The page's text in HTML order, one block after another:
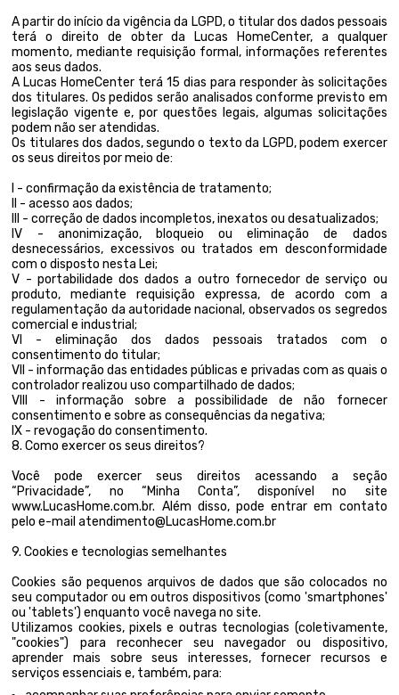
A partir do início da vigência da LGPD, o titular dos dados pessoais
terá o direito de obter da Lucas HomeCenter, a qualquer
momento, mediante requisição formal, informações referentes
aos seus dados.
A Lucas HomeCenter terá 15 dias para responder às solicitações
dos titulares. Os pedidos serão analisados conforme previsto em
legislação vigente e, por questões legais, algumas solicitações
podem não ser atendidas.
Os titulares dos dados, segundo o texto da LGPD, podem exercer
os seus direitos por meio de:
I - confirmação da existência de tratamento;
II - acesso aos dados;
III - correção de dados incompletos, inexatos ou desatualizados;
IV - anonimização, bloqueio ou eliminação de dados
desnecessários, excessivos ou tratados em desconformidade
com o disposto nesta Lei;
V - portabilidade dos dados a outro fornecedor de serviço ou
produto, mediante requisição expressa, de acordo com a
regulamentação da autoridade nacional, observados os segredos
comercial e industrial;
VI - eliminação dos dados pessoais tratados com o
consentimento do titular;
VII - informação das entidades públicas e privadas com as quais o
controlador realizou uso compartilhado de dados;
VIII - informação sobre a possibilidade de não fornecer
consentimento e sobre as consequências da negativa;
IX - revogação do consentimento.
8. Como exercer os seus direitos?
Você pode exercer seus direitos acessando a seção
“Privacidade”, no “Minha Conta”, disponível no site
www.LucasHome.com.br. Além disso, pode entrar em contato
pelo e-mail atendimento@LucasHome.com.br
9. Cookies e tecnologias semelhantes
Cookies são pequenos arquivos de dados que são colocados no
seu computador ou em outros dispositivos (como 'smartphones'
ou 'tablets') enquanto você navega no site.
Utilizamos cookies, pixels e outras tecnologias (coletivamente,
"cookies") para reconhecer seu navegador ou dispositivo,
aprender mais sobre seus interesses, fornecer recursos e
serviços essenciais e, também, para: